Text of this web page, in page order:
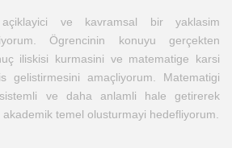
ve kavramsal bir yaklasim
Ögrencinin konuyu gerçekten
iliskisi kurmasini ve matematige karsi
gelistirmesini amaçliyorum. Matematigi
ve daha anlamli hale getirerek
temel olusturmayi hedefliyorum.